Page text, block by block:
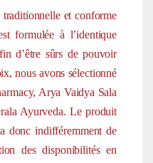
et conforme
formulée à l’identique
d’être sûrs de pouvoir
nous avons sélectionné
Arya Vaidya Sala
Ayurveda. Le produit
donc indifféremment de
des disponibilités en